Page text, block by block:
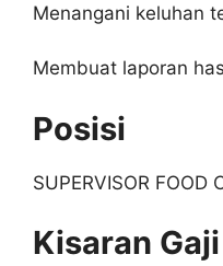
Menangani keluhan
Membuat laporan
Posisi
SUPERVISOR FOOD
Kisaran Gaji